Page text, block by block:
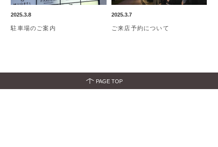
2025.3.8
駐車場のご案内
2025.3.7
ご来店予約について
PAGE TOP